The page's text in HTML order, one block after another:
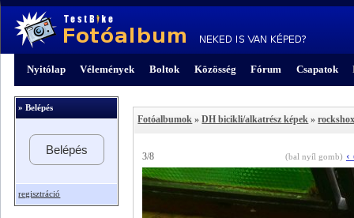
Nyitólap Vélemények Boltok Közösség Fórum Csapatok
» Belépés
Belépés
regisztráció
Fotóalbumok »DH bicikli/alkatrész képek »
3/8 (bal nyíl gomb) ‹